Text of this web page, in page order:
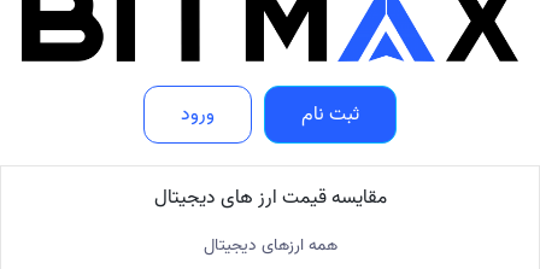
ثبت نام ورود
مقایسه قیمت ارز های دیجیتال
همه ارزهای دیجیتال